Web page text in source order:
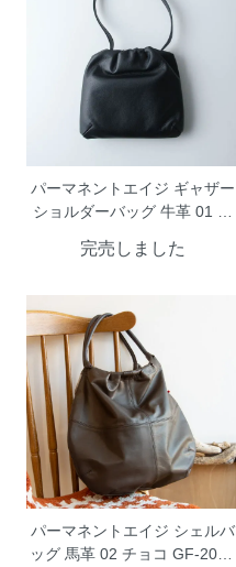
パーマネントエイジ ギャザー
ショルダーバッグ 牛革 01 ブ
ラック GF-2305bk Permanent
Age
完売しました
パーマネントエイジ シェルバ
ッグ 馬革 02 チョコ GF-2005